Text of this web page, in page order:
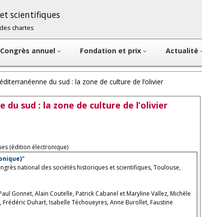
scientifiques
chartes
Congrès annuel Fondation et prix Actualité
du sud : la zone de culture de l’olivier
sud : la zone de culture de l’olivier
(édition électronique)
national des sociétés historiques et scientifiques, Toulouse,
Patrick Cabanel et Maryline Vallez, Michèle
Anne Burollet, Faustine